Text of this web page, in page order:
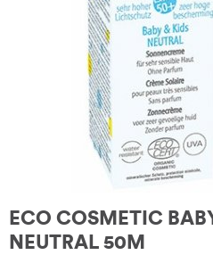
ECO COSMETIC
NEUTRAL 50M